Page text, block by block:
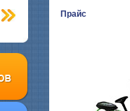
Прайс